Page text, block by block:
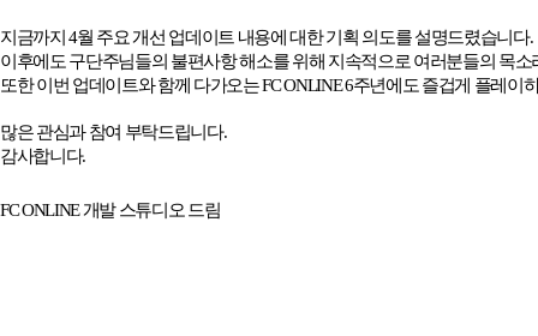
지금까지 4월 주요 개선 업데이트 내용에 대한 기획 의도를 설명드렸습니다.
이후에도 구단주님들의 불편사항 해소를 위해 지속적으로 여러분들의 목
또한 이번 업데이트와 함께 다가오는FC ONLINE 6주년에도 즐겁게 플레이
많은 관심과 참여 부탁드립니다.
감사합니다.
FC ONLINE개발 스튜디오 드림